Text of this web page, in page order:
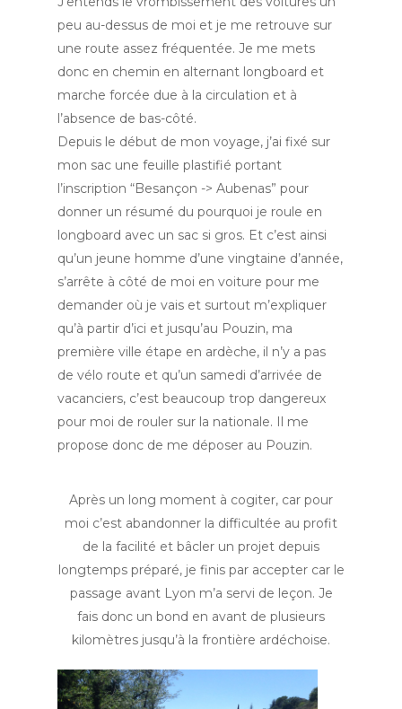
peu au-dessus de moi et je me retrouve sur
une route assez fréquentée. Je me mets
donc en chemin en alternant longboard et
marche forcée due à la circulation et à
l’absence de bas-côté.
Depuis le début de mon voyage, j’ai fixé sur
mon sac une feuille plastifié portant
l’inscription “Besançon -> Aubenas” pour
donner un résumé du pourquoi je roule en
longboard avec un sac si gros. Et c’est ainsi
qu’un jeune homme d’une vingtaine d’année,
s’arrête à côté de moi en voiture pour me
demander où je vais et surtout m’expliquer
qu’à partir d’ici et jusqu’au Pouzin, ma
première ville étape en ardèche, il n’y a pas
de vélo route et qu’un samedi d’arrivée de
vacanciers, c’est beaucoup trop dangereux
pour moi de rouler sur la nationale. Il me
propose donc de me déposer au Pouzin.
Après un long moment à cogiter, car pour
moi c’est abandonner la difficultée au profit
de la facilité et bâcler un projet depuis
longtemps préparé, je finis par accepter car le
passage avant Lyon m’a servi de leçon. Je
fais donc un bond en avant de plusieurs
kilomètres jusqu’à la frontière ardéchoise.